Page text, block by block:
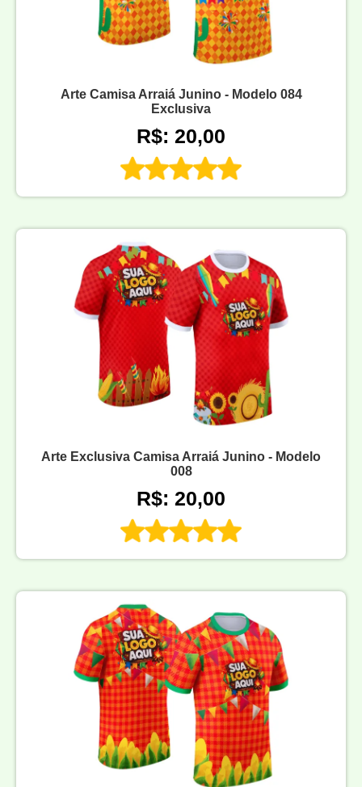
Arte Camisa Arraiá Junino - Modelo 084
Exclusiva
R$: 20,00
Arte Exclusiva Camisa Arraiá Junino - Modelo
008
R$: 20,00